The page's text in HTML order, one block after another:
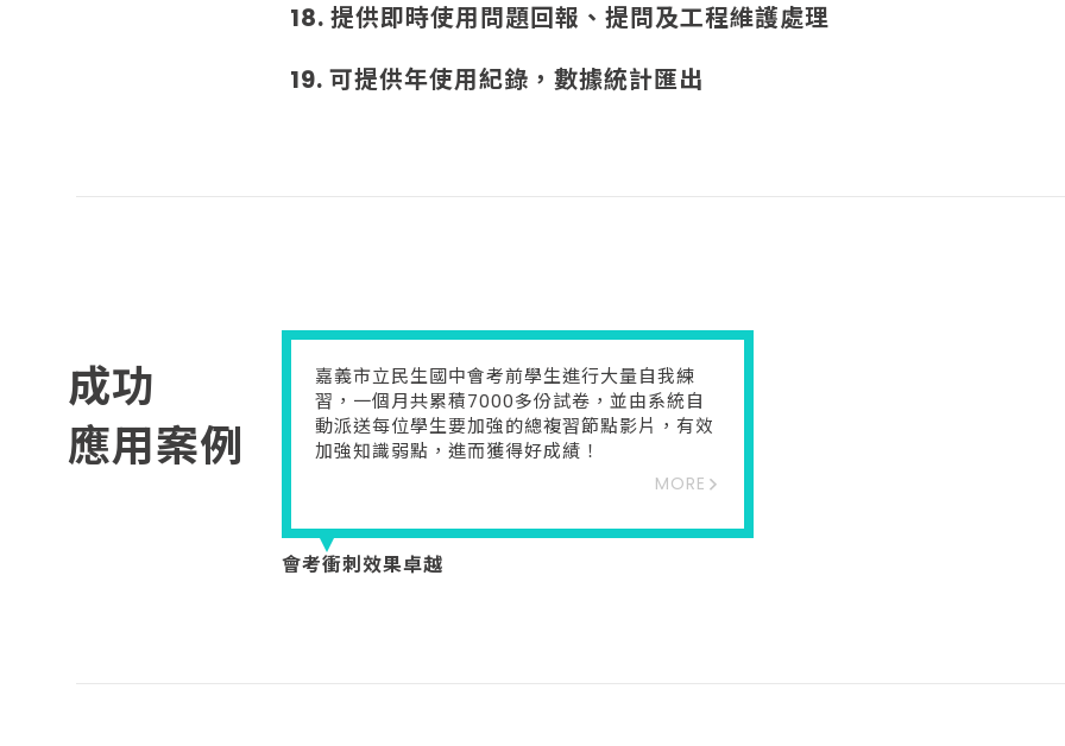
18. 提供即時使用問題回報、提問及工程維護處理
19. 可提供年使用紀錄，數據統計匯出
成功
應用案例
嘉義市立民生國中會考前學生進行大量自我練
習，一個月共累積7000多份試卷，並由系統自
動派送每位學生要加強的總複習節點影片，有效
加強知識弱點，進而獲得好成績！
MORE
會考衝刺效果卓越